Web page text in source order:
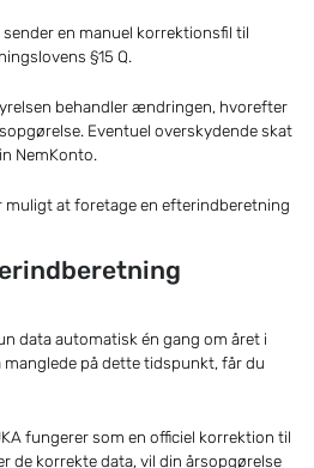
sender en manuel korrektionsfil til
§15 Q.
behandler ændringen, hvorefter
Eventuel overskydende skat
NemKonto.
muligt at foretage en efterindberetning
data automatisk én gang om året i
på dette tidspunkt, får du
fungerer som en officiel korrektion til
de korrekte data, vil din årsopgørelse